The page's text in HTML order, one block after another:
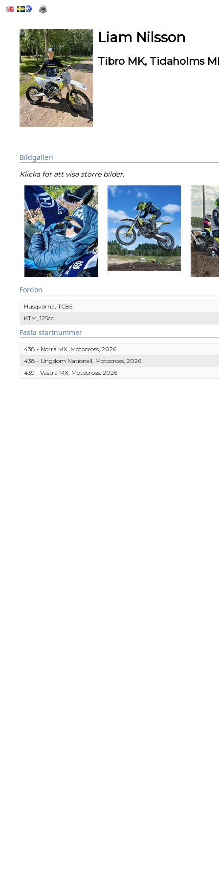
Liam Nilsson
Tibro MK, Tidaholms
Bildgalleri
Klicka för att visa större bilder.
Fordon
Husqvarna, TC85
KTM, 125cc
Fasta startnummer
438 - Norra MX, Motocross, 2026
438 - Ungdom Nationell, Motocross, 2026
439 - Västra MX, Motocross, 2026